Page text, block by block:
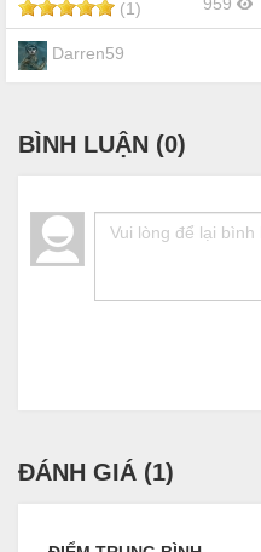
(1)
Darren59
BÌNH LUẬN (0)
ĐÁNH GIÁ (1)